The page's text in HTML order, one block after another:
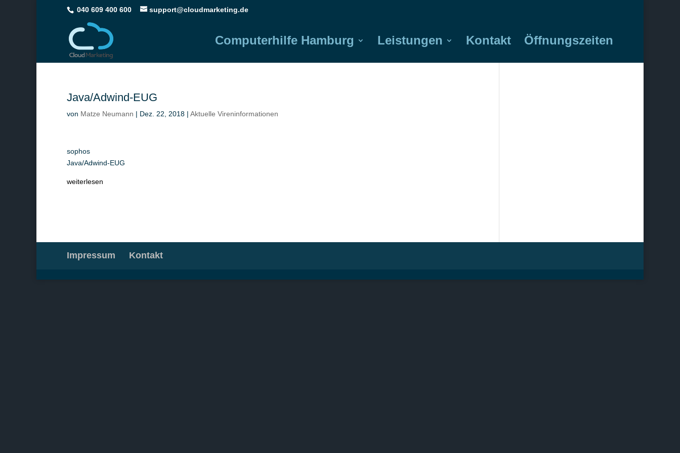
040 609 400 600 support@cloudmarketing.de
Computerhilfe Hamburg Leistungen Kontakt Öffnungszeiten
Java/Adwind-EUG
von Matze Neumann | Dez. 22, 2018 | Aktuelle Vireninformationen
sophos
Java/Adwind-EUG
weiterlesen
Impressum Kontakt